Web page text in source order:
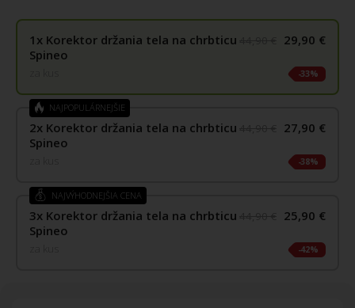
1x Korektor držania tela na chrbticu
Spineo
29,90 €
33%
NAJPOPULÁRNEJŠIE
2x Korektor držania tela na chrbticu
Spineo
27,90 €
38%
NAJVÝHODNEJŠIA CENA
3x Korektor držania tela na chrbticu
Spineo
25,90 €
42%